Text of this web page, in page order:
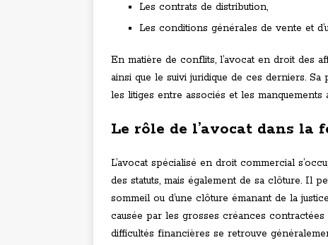
Les contrats de distribution,
Les conditions générales de vente et
En matière de conflits, l’avocat en droit des
ainsi que le suivi juridique de ces derniers.
les litiges entre associés et les
Le rôle de l’avocat dans la
L’avocat spécialisé en droit commercial
des statuts, mais également de sa clôture. Il
sommeil ou d’une clôture émanant de la
causée par les grosses créances
difficultés financières se retrouve